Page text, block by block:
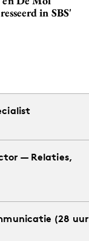
in SBS'
— Relaties,
(28 uur